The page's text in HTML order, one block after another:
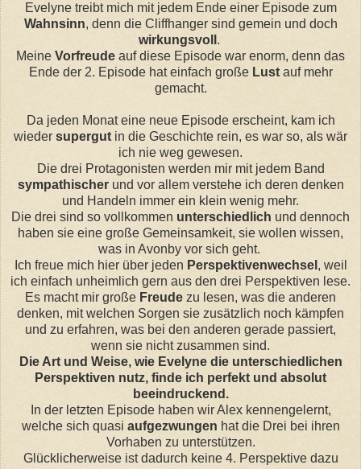
Evelyne treibt mich mit jedem Ende einer Episode zum
Wahnsinn, denn die Cliffhanger sind gemein und doch
wirkungsvoll .
Meine Vorfreude auf diese Episode war enorm, denn das
Ende der 2. Episode hat einfach große Lust auf mehr
gemacht.
Da jeden Monat eine neue Episode erscheint, kam ich
wieder supergut in die Geschichte rein, es war so, als wär
ich nie weg gewesen.
Die drei Protagonisten werden mir mit jedem Band
sympathischer und vor allem verstehe ich deren denken
und Handeln immer ein klein wenig mehr.
Die drei sind so vollkommen unterschiedlich und dennoch
haben sie eine große Gemeinsamkeit, sie wollen wissen,
was in Avonby vor sich geht.
Ich freue mich hier über jeden Perspektivenwechsel , weil
ich einfach unheimlich gern aus den drei Perspektiven lese.
Es macht mir große Freude zu lesen, was die anderen
denken, mit welchen Sorgen sie zusätzlich noch kämpfen
und zu erfahren, was bei den anderen gerade passiert,
wenn sie nicht zusammen sind.
Die Art und Weise, wie Evelyne die unterschiedlichen
Perspektiven nutz, finde ich perfekt und absolut
beeindruckend.
In der letzten Episode haben wir Alex kennengelernt,
welche sich quasi aufgezwungen hat die Drei bei ihren
Vorhaben zu unterstützen.
Glücklicherweise ist dadurch keine 4. Perspektive dazu